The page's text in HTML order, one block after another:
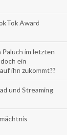
Award
Paluch im letzten
ein
ihn zukommt??
und Streaming